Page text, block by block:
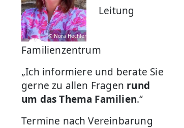
© Nora Hechler
Leitung
Familienzentrum
„Ich informiere und berate Sie
gerne zu allen Fragen rund
um das Thema Familien.“
Termine nach Vereinbarung